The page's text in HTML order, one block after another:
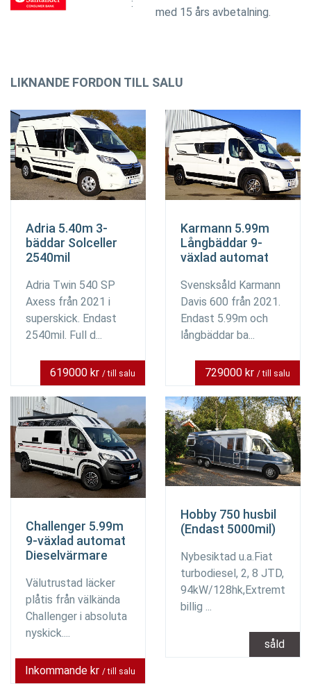
med 15 års avbetalning.
LIKNANDE FORDON TILL SALU
Adria 5.40m 3-
bäddar Solceller
2540mil
Adria Twin 540 SP
Axess från 2021 i
superskick. Endast
2540mil. Full d...
619000 kr / till salu
Karmann 5.99m
Långbäddar 9-
växlad automat
Svensksåld Karmann
Davis 600 från 2021.
Endast 5.99m och
långbäddar ba...
729000 kr / till salu
Challenger 5.99m
9-växlad automat
Dieselvärmare
Välutrustad läcker
plåtis från välkända
Challenger i absoluta
nyskick....
Inkommande kr / till salu
Hobby 750 husbil
(Endast 5000mil)
Nybesiktad u.a.Fiat
turbodiesel, 2, 8 JTD,
94kW/128hk,Extremt
billig ...
såld